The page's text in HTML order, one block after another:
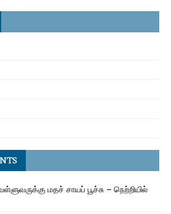
மதச் சாயப் பூச்சு – நெற்றியில்